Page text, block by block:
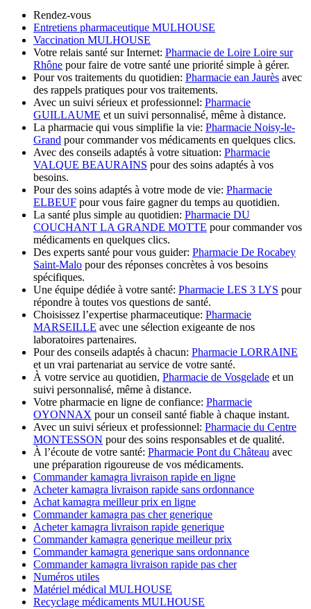
Rendez-vous
Entretiens pharmaceutique MULHOUSE
Vaccination MULHOUSE
Votre relais santé sur Internet: Pharmacie de Loire Loire sur
Rhône pour faire de votre santé une priorité simple à gérer.
Pour vos traitements du quotidien: Pharmacie ean Jaurès avec
des rappels pratiques pour vos traitements.
Avec un suivi sérieux et professionnel: Pharmacie
GUILLAUME et un suivi personnalisé, même à distance.
La pharmacie qui vous simplifie la vie: Pharmacie Noisy-le-
Grand pour commander vos médicaments en quelques clics.
Avec des conseils adaptés à votre situation: Pharmacie
VALQUE BEAURAINS pour des soins adaptés à vos
besoins.
Pour des soins adaptés à votre mode de vie: Pharmacie
ELBEUF pour vous faire gagner du temps au quotidien.
La santé plus simple au quotidien: Pharmacie DU
COUCHANT LA GRANDE MOTTE pour commander vos
médicaments en quelques clics.
Des experts santé pour vous guider: Pharmacie De Rocabey
Saint-Malo pour des réponses concrètes à vos besoins
spécifiques.
Une équipe dédiée à votre santé: Pharmacie LES 3 LYS pour
répondre à toutes vos questions de santé.
Choisissez l’expertise pharmaceutique: Pharmacie
MARSEILLE avec une sélection exigeante de nos
laboratoires partenaires.
Pour des conseils adaptés à chacun: Pharmacie LORRAINE
et un vrai partenariat au service de votre santé.
À votre service au quotidien, Pharmacie de Vosgelade et un
suivi personnalisé, même à distance.
Votre pharmacie en ligne de confiance: Pharmacie
OYONNAX pour un conseil santé fiable à chaque instant.
Avec un suivi sérieux et professionnel: Pharmacie du Centre
MONTESSON pour des soins responsables et de qualité.
À l’écoute de votre santé: Pharmacie Pont du Château avec
une préparation rigoureuse de vos médicaments.
Commander kamagra livraison rapide en ligne
Acheter kamagra livraison rapide sans ordonnance
Achat kamagra meilleur prix en ligne
Commander kamagra pas cher generique
Acheter kamagra livraison rapide generique
Commander kamagra generique meilleur prix
Commander kamagra generique sans ordonnance
Commander kamagra livraison rapide pas cher
Numéros utiles
Matériel médical MULHOUSE
Recyclage médicaments MULHOUSE